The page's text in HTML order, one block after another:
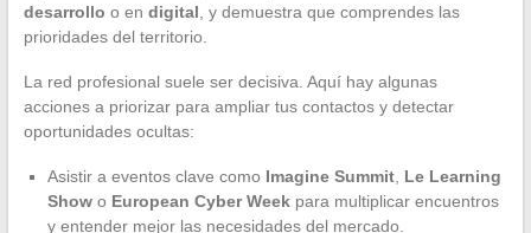
desarrollo o en digital , y demuestra que comprendes las
prioridades del territorio.
La red profesional suele ser decisiva. Aquí hay algunas
acciones a priorizar para ampliar tus contactos y detectar
oportunidades ocultas:
Asistir a eventos clave como Imagine Summit, Le Learning
Showo European Cyber Weekpara multiplicar encuentros
y entender mejor las necesidades del mercado.